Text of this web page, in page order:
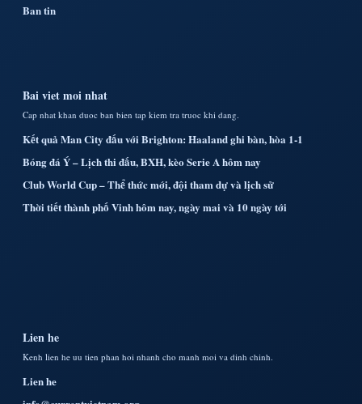
Ban tin
Bai viet moi nhat
Cap nhat khan duoc ban bien tap kiem tra truoc khi dang.
Kết quả Man City đấu với Brighton: Haaland ghi bàn, hòa 1-1
Bóng đá Ý – Lịch thi đấu, BXH, kèo Serie A hôm nay
Club World Cup – Thể thức mới, đội tham dự và lịch sử
Thời tiết thành phố Vinh hôm nay, ngày mai và 10 ngày tới
Lien he
Kenh lien he uu tien phan hoi nhanh cho manh moi va dinh chinh.
Lien he